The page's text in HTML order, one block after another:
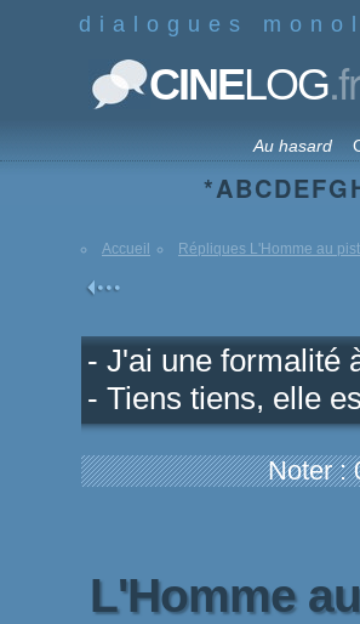
dialogues
CINELOG.fr
Au hasard
*ABCDEFG
Accueil Répliques L'Homme au
- J'ai une formalité
- Tiens tiens, elle
Noter :
L'Homme